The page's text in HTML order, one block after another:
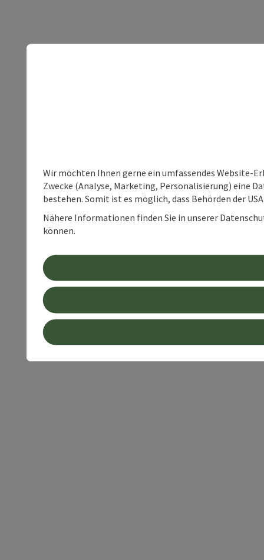
Wir möchten Ihnen gerne ein umfassendes Website-
Zwecke (Analyse, Marketing, Personalisierung) eine
bestehen. Somit ist es möglich, dass Behörden der
Nähere Informationen finden Sie in unserer
können.